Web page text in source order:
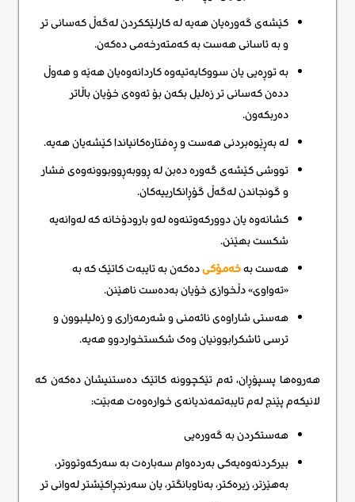
کێشەی گەورەیان هەیە لە کارلێککردن لەگەڵ کەسانی تر
و بە ئاسانی هەست بە کەمتەرخەمی دەکەن.
بە توڕەیی یان سووکایەتیەوە کاردانەوەیان هەێه و هەوڵ
ددەن کەسانی تر زەلیل بکەن بۆ ئەوەی خۆیان باڵاتر
دەربکەون.
لە بەڕێوەبردنی هەست و ڕەفتارەکانیاندا کێشەیان هەیە.
تووشی کێشەی گەورە دەبن لە ڕووبەڕووبوونەوەی فشار
و گونجاندن لەگەڵ گۆڕانکارییەکان.
کشانەوە یان دوورکەوتنەوە لەو بارودۆخانە کە لەوانەیە
شکست بهێنن.
هەست بەخەمۆکیدەکەن بە تایبەت کاتێک کە بە
«تەواوی» دڵخوازی خۆیان بەدەست ناهێنن.
هەستی شاراوەی نائەمنی و شەرمەزاری و زەلیلبوون و
ترسی ئاشکرابوونیان وەک شکستخواردوو هەیە.
هەروەها پسپۆڕان، ئەم تێکچوونە کاتێک دەستنیشان دەکەن کە
لانیکەم پێنج لەم تایبەتمەندیانەی خوارەوەت هەبێت:
هەستکردن بە گەورەیی
بیرکردنەوەیەکی بەردەوام سەبارەت بە سەرکەوتووتر،
بەهێزتر، زیرەکتر، بەناوبانگتر، یان سەرنجڕاکێشتر لەوانی تر